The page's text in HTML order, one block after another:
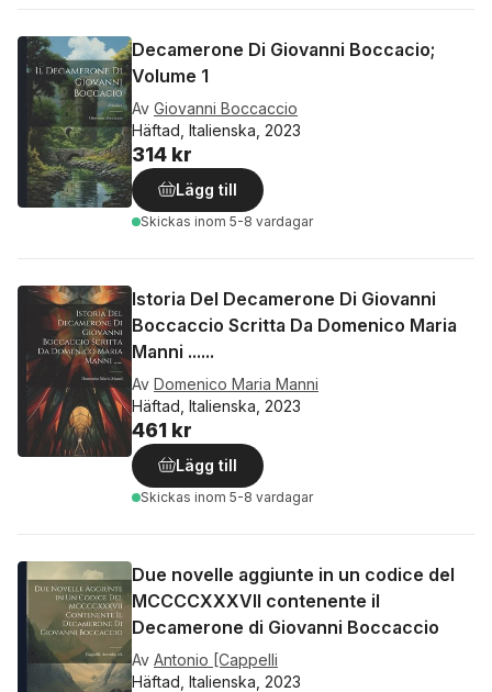
Decamerone Di Giovanni Boccacio;
Volume 1
Av Giovanni Boccaccio
Häftad, Italienska, 2023
314 kr
Lägg till
Skickas inom 5-8 vardagar
Istoria Del Decamerone Di Giovanni
Boccaccio Scritta Da Domenico Maria
Manni ......
Av Domenico Maria Manni
Häftad, Italienska, 2023
461 kr
Lägg till
Skickas inom 5-8 vardagar
Due novelle aggiunte in un codice del
MCCCCXXXVII contenente il
Decamerone di Giovanni Boccaccio
Av Antonio [Cappelli
Häftad, Italienska, 2023